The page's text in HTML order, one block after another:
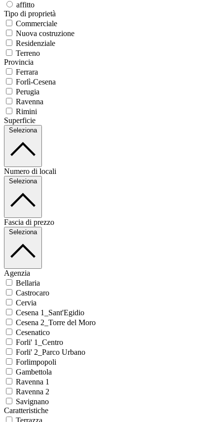
affitto
Tipo di proprietà
Commerciale
Nuova costruzione
Residenziale
Terreno
Provincia
Ferrara
Forlì-Cesena
Perugia
Ravenna
Rimini
Superficie
Seleziona
Numero di locali
Seleziona
Fascia di prezzo
Seleziona
Agenzia
Bellaria
Castrocaro
Cervia
Cesena 1_Sant'Egidio
Cesena 2_Torre del Moro
Cesenatico
Forli' 1_Centro
Forli' 2_Parco Urbano
Forlimpopoli
Gambettola
Ravenna 1
Ravenna 2
Savignano
Caratteristiche